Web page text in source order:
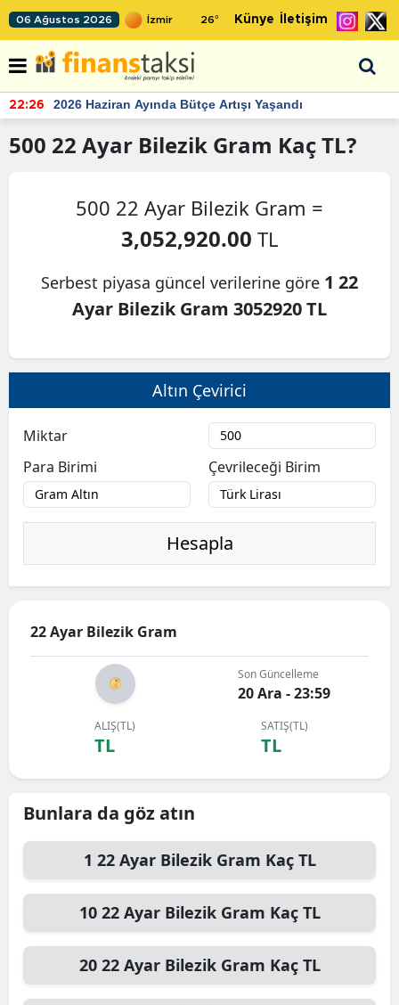
06 Ağustos 2026 26° Künye İletişim
22:26 2026 Haziran Ayında Bütçe Artışı Yaşandı
500 22 Ayar Bilezik Gram Kaç TL?
500 22 Ayar Bilezik Gram =
3,052,920.00 TL
Serbest piyasa güncel verilerine göre 1 22
Ayar Bilezik Gram 3052920 TL
Altın Çevirici
Miktar
Para Birimi
Çevrileceği Birim
Hesapla
22 Ayar Bilezik Gram
Son Güncelleme
20 Ara - 23:59
ALIŞ(TL)
TL
SATIŞ(TL)
TL
Bunlara da göz atın
1 22 Ayar Bilezik Gram Kaç TL
10 22 Ayar Bilezik Gram Kaç TL
20 22 Ayar Bilezik Gram Kaç TL